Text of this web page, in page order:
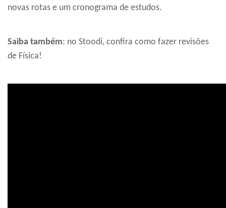
novas rotas e um cronograma de estudos.
Saiba também: no Stoodi, confira como fazer revisões
de Física!